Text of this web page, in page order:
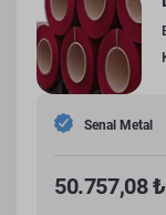
Senal Metal
50.757,08